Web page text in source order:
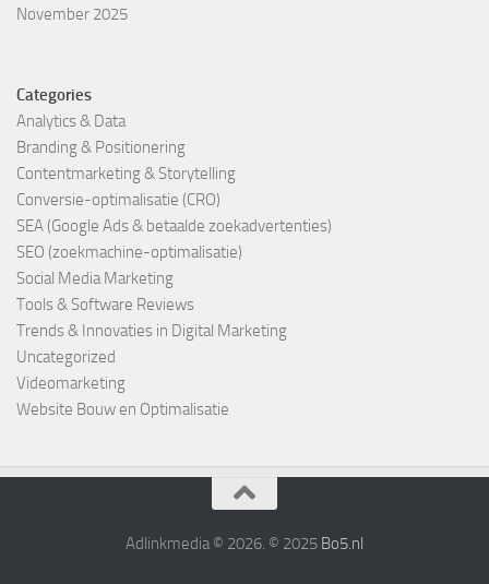
November 2025
Categories
Analytics & Data
Branding & Positionering
Contentmarketing & Storytelling
Conversie-optimalisatie (CRO)
SEA (Google Ads & betaalde zoekadvertenties)
SEO (zoekmachine-optimalisatie)
Social Media Marketing
Tools & Software Reviews
Trends & Innovaties in Digital Marketing
Uncategorized
Videomarketing
Website Bouw en Optimalisatie
Adlinkmedia © 2026. © 2025 Bo5.nl